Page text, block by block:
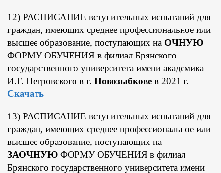
12) РАСПИСАНИЕ вступительных испытаний для
граждан, имеющих среднее профессиональное или
высшее образование, поступающих на ОЧНУЮ
ФОРМУ ОБУЧЕНИЯ в филиал Брянского
государственного университета имени академика
И.Г. Петровского в г. Новозыбкове в 2021 г.
Скачать
13) РАСПИСАНИЕ вступительных испытаний для
граждан, имеющих среднее профессиональное или
высшее образование, поступающих на
ЗАОЧНУЮ ФОРМУ ОБУЧЕНИЯ в филиал
Брянского государственного университета имени